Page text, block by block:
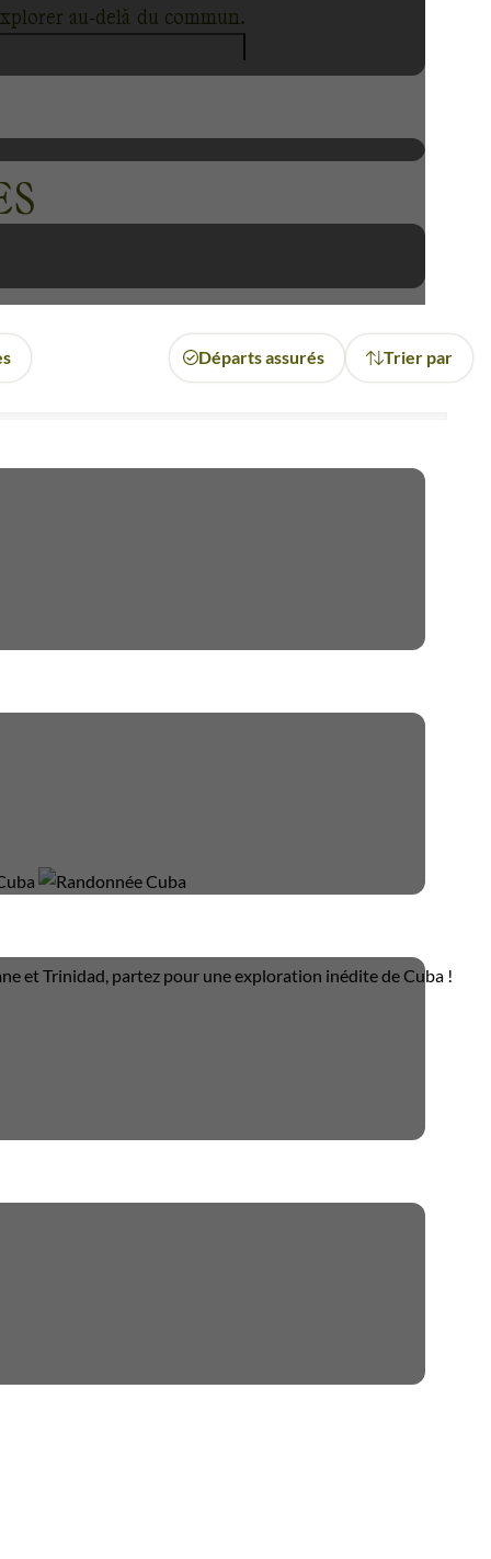
au-delà du commun.
traversée cubaine pour
d'un circuit accompagné, La
en avant l'authenticité
comme aucune autre.
Départs assurés Trier par
et Trinidad, partez pour une exploration inédite de Cuba !